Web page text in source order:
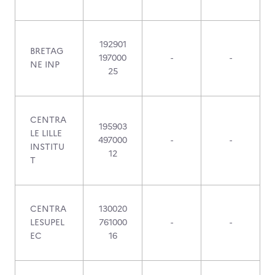
BRETAG
NE INP
192901
197000
25
- -
CENTRA
LE LILLE
INSTITU
T
195903
497000
12
- -
CENTRA
LESUPEL
EC
130020
761000
16
- -